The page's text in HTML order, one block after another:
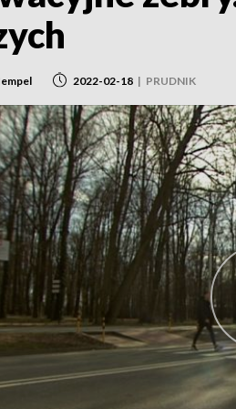
2022-02-18 | PRUDNIK